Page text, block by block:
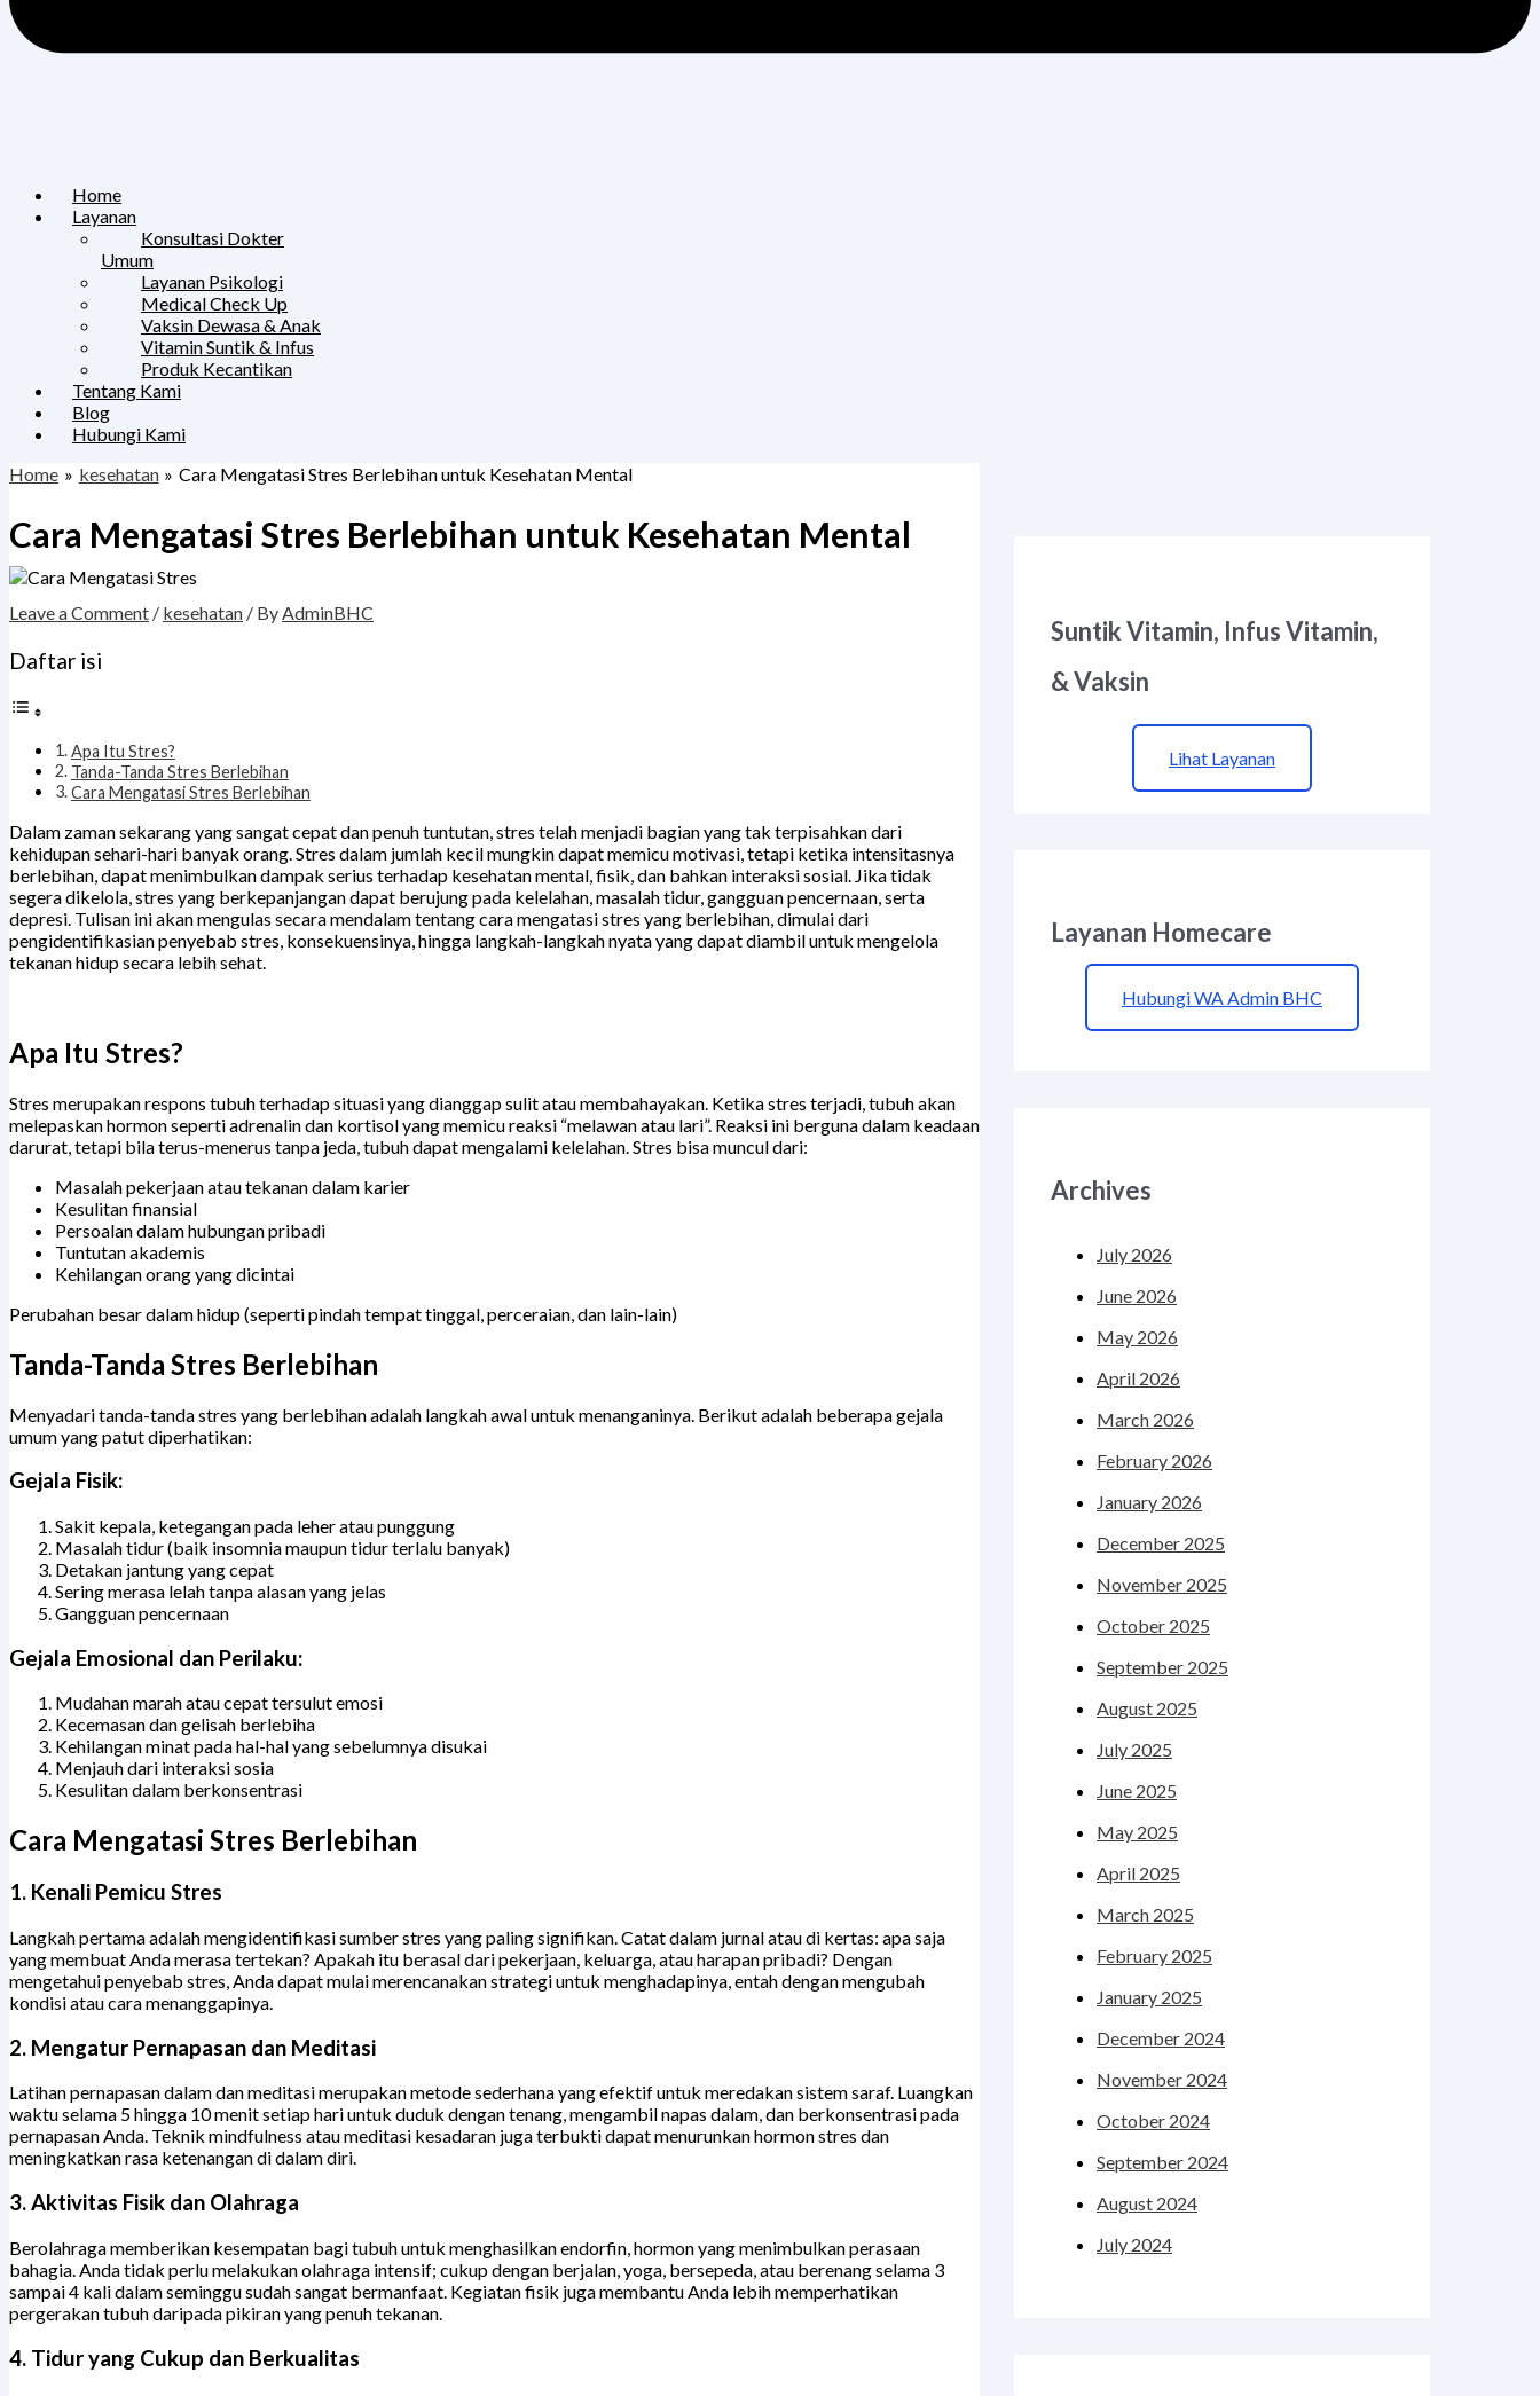
Home
Layanan
Konsultasi Dokter
Umum
Layanan Psikologi
Medical Check Up
Vaksin Dewasa & Anak
Vitamin Suntik & Infus
Produk Kecantikan
Tentang Kami
Blog
Hubungi Kami
Home
kesehatan Cara Mengatasi Stres Berlebihan untuk Kesehatan Mental
Cara Mengatasi Stres Berlebihan untuk Kesehatan Mental
Leave a Comment / kesehatan / By AdminBHC
Daftar isi
Apa Itu Stres?
Tanda-Tanda Stres Berlebihan
Cara Mengatasi Stres Berlebihan
Dalam zaman sekarang yang sangat cepat dan penuh tuntutan, stres telah menjadi bagian yang tak terpisahkan dari
kehidupan sehari-hari banyak orang. Stres dalam jumlah kecil mungkin dapat memicu motivasi, tetapi ketika intensitasnya
berlebihan, dapat menimbulkan dampak serius terhadap kesehatan mental, fisik, dan bahkan interaksi sosial. Jika tidak
segera dikelola, stres yang berkepanjangan dapat berujung pada kelelahan, masalah tidur, gangguan pencernaan, serta
depresi. Tulisan ini akan mengulas secara mendalam tentang cara mengatasi stres yang berlebihan, dimulai dari
pengidentifikasian penyebab stres, konsekuensinya, hingga langkah-langkah nyata yang dapat diambil untuk mengelola
tekanan hidup secara lebih sehat.
Apa Itu Stres?
Stres merupakan respons tubuh terhadap situasi yang dianggap sulit atau membahayakan. Ketika stres terjadi, tubuh akan
melepaskan hormon seperti adrenalin dan kortisol yang memicu reaksi “melawan atau lari”. Reaksi ini berguna dalam keadaan
darurat, tetapi bila terus-menerus tanpa jeda, tubuh dapat mengalami kelelahan. Stres bisa muncul dari:
Masalah pekerjaan atau tekanan dalam karier
Kesulitan finansial
Persoalan dalam hubungan pribadi
Tuntutan akademis
Kehilangan orang yang dicintai
Perubahan besar dalam hidup (seperti pindah tempat tinggal, perceraian, dan lain-lain)
Tanda-Tanda Stres Berlebihan
Menyadari tanda-tanda stres yang berlebihan adalah langkah awal untuk menanganinya. Berikut adalah beberapa gejala
umum yang patut diperhatikan:
Gejala Fisik:
Sakit kepala, ketegangan pada leher atau punggung
Masalah tidur (baik insomnia maupun tidur terlalu banyak)
Detakan jantung yang cepat
Sering merasa lelah tanpa alasan yang jelas
Gangguan pencernaan
Gejala Emosional dan Perilaku:
Mudahan marah atau cepat tersulut emosi
Kecemasan dan gelisah berlebiha
Kehilangan minat pada hal-hal yang sebelumnya disukai
Menjauh dari interaksi sosia
Kesulitan dalam berkonsentrasi
Cara Mengatasi Stres Berlebihan
1. Kenali Pemicu Stres
Langkah pertama adalah mengidentifikasi sumber stres yang paling signifikan. Catat dalam jurnal atau di kertas: apa saja
yang membuat Anda merasa tertekan? Apakah itu berasal dari pekerjaan, keluarga, atau harapan pribadi? Dengan
mengetahui penyebab stres, Anda dapat mulai merencanakan strategi untuk menghadapinya, entah dengan mengubah
kondisi atau cara menanggapinya.
2. Mengatur Pernapasan dan Meditasi
Latihan pernapasan dalam dan meditasi merupakan metode sederhana yang efektif untuk meredakan sistem saraf. Luangkan
waktu selama 5 hingga 10 menit setiap hari untuk duduk dengan tenang, mengambil napas dalam, dan berkonsentrasi pada
pernapasan Anda. Teknik mindfulness atau meditasi kesadaran juga terbukti dapat menurunkan hormon stres dan
meningkatkan rasa ketenangan di dalam diri.
3. Aktivitas Fisik dan Olahraga
Berolahraga memberikan kesempatan bagi tubuh untuk menghasilkan endorfin, hormon yang menimbulkan perasaan
bahagia. Anda tidak perlu melakukan olahraga intensif; cukup dengan berjalan, yoga, bersepeda, atau berenang selama 3
sampai 4 kali dalam seminggu sudah sangat bermanfaat. Kegiatan fisik juga membantu Anda lebih memperhatikan
pergerakan tubuh daripada pikiran yang penuh tekanan.
4. Tidur yang Cukup dan Berkualitas
Suntik Vitamin, Infus Vitamin,
& Vaksin
Lihat Layanan
Layanan Homecare
Hubungi WA Admin BHC
Archives
July 2026
June 2026
May 2026
April 2026
March 2026
February 2026
January 2026
December 2025
November 2025
October 2025
September 2025
August 2025
July 2025
June 2025
May 2025
April 2025
March 2025
February 2025
January 2025
December 2024
November 2024
October 2024
September 2024
August 2024
July 2024